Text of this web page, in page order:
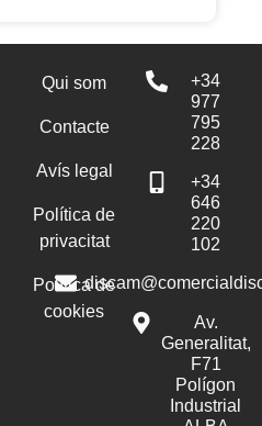
Qui som
Contacte
Avís legal
Política de
privacitat
Política de
cookies
+34
977
795
228
+34
646
220
102
Av.
Generalitat,
F71
Polígon
Industrial